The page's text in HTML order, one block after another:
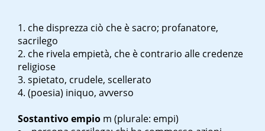
che disprezza ciò che è sacro; profanatore,
sacrilego
che rivela empietà, che è contrario alle credenze
religiose
spietato, crudele, scellerato
(poesia) iniquo, avverso
Sostantivoempio m (plurale: empi)